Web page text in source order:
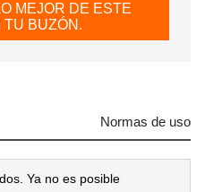
MEJOR DE ESTE
TU BUZÓN.
Normas de uso
Ya no es posible